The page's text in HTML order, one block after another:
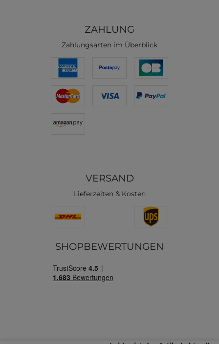
ZAHLUNG
Zahlungsarten im Überblick
VERSAND
Lieferzeiten & Kosten
SHOPBEWERTUNGEN